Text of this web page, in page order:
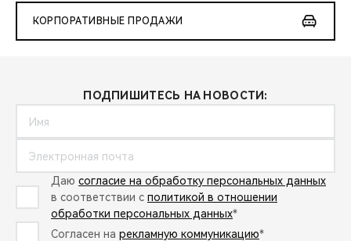
КОРПОРАТИВНЫЕ ПРОДАЖИ
ПОДПИШИТЕСЬ НА НОВОСТИ:
Даю согласие на обработку персональных данных
в соответствии с политикой в отношении
обработки персональных данных*
Согласен на рекламную коммуникацию*